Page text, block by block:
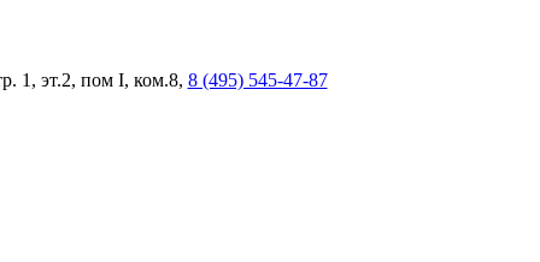
1, эт.2, пом I, ком.8, 8 (495) 545-47-87